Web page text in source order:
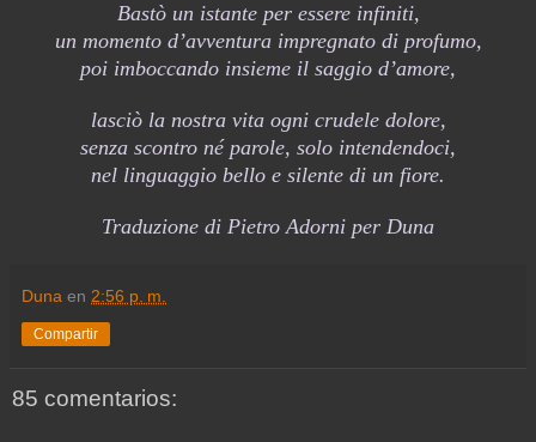
Bastò un istante per essere infiniti,
un momento d’avventura impregnato di profumo,
poi imboccando insieme il saggio d’amore,
lasciò la nostra vita ogni crudele dolore,
senza scontro né parole, solo intendendoci,
nel linguaggio bello e silente di un fiore.
Traduzione di Pietro Adorni per Duna
Duna en 2:56 p. m.
Compartir
85 comentarios: